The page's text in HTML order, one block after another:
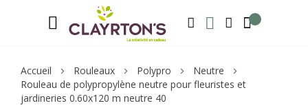
RECHERCHER MA LISTE D'ENVIE MON COMPTE
Accueil Rouleaux Polypro
Neutre
Rouleau de polypropylène neutre pour fleuristes et
jardineries 0.60x120 m neutre 40